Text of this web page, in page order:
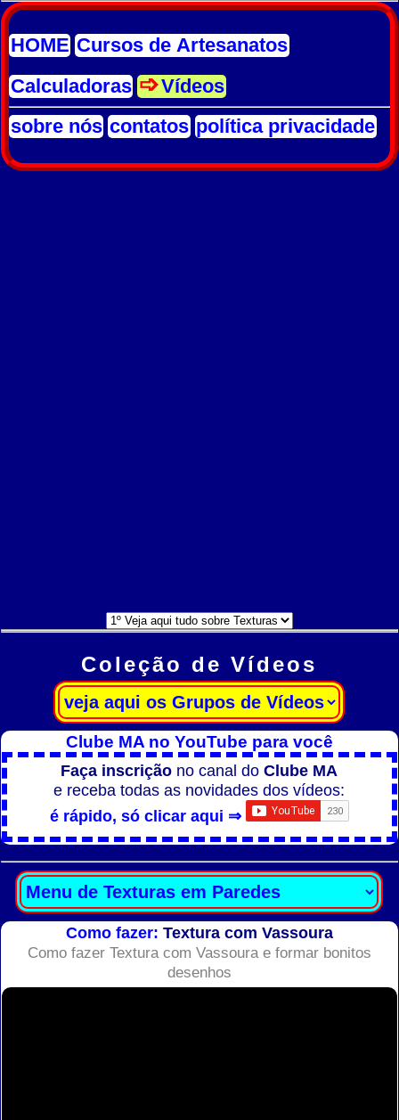
HOME Cursos de Artesanatos
Calculadoras
Vídeos
sobre nós contatos política privacidade
Coleção de Vídeos
Clube MA no YouTube para você
Faça inscrição no canal doClube MA
e receba todas as novidades dos vídeos:
é rápido, só clicar aqui ⇒
Como fazer: Textura com Vassoura
Como fazer Textura com Vassoura e formar bonitos
desenhos